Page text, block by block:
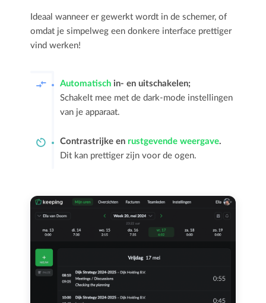
Ideaal wanneer er gewerkt wordt in de schemer, of
omdat je simpelweg een donkere interface prettiger
vind werken!
Automatisch in- en uitschakelen;
Schakelt mee met de dark-mode instellingen
van je apparaat.
Contrastrijke en rustgevende weergave.
Dit kan prettiger zijn voor de ogen.